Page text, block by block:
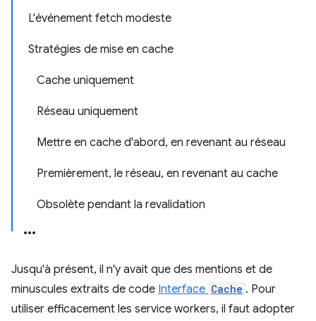
L'événement fetch modeste
Stratégies de mise en cache
Cache uniquement
Réseau uniquement
Mettre en cache d'abord, en revenant au réseau
Premièrement, le réseau, en revenant au cache
Obsolète pendant la revalidation
Jusqu'à présent, il n'y avait que des mentions et de
minuscules extraits de code Interface Cache . Pour
utiliser efficacement les service workers, il faut adopter